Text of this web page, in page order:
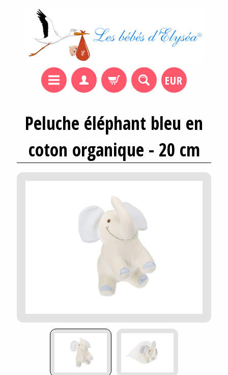
EUR
Peluche éléphant bleu en
coton organique - 20 cm